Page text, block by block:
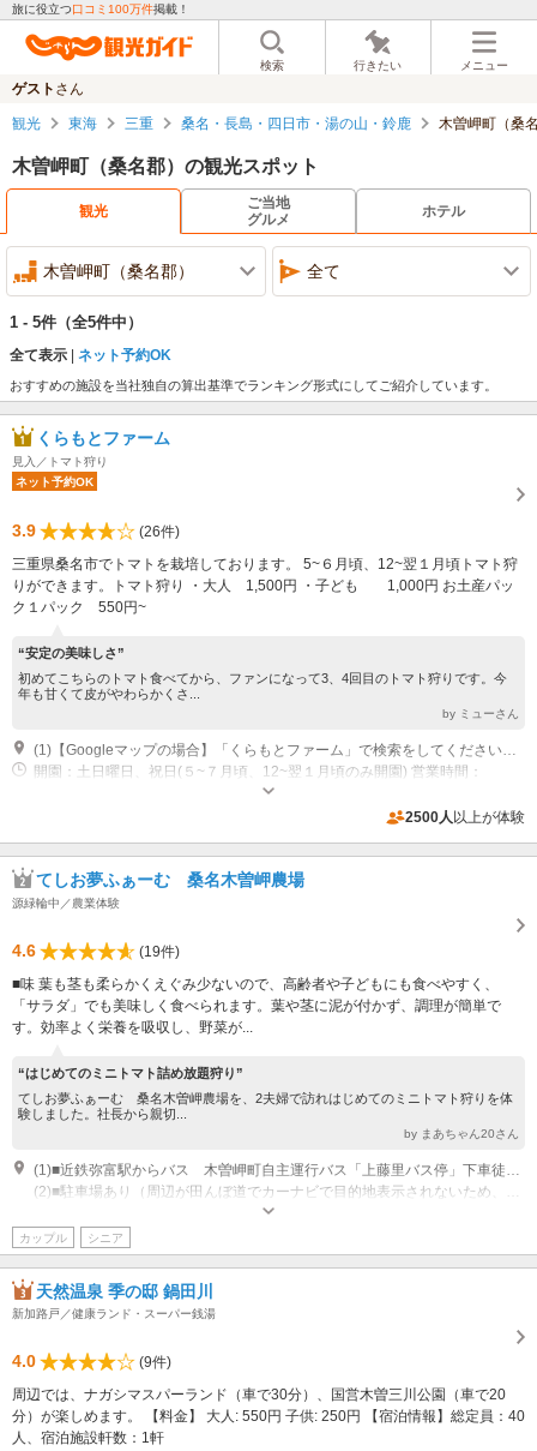
旅に役立つ口コミ100万件掲載！
検索 行きたい メニュー
ゲスト さん
観光 東海 三重 桑名・長島・四日市・湯の山・鈴鹿 木曽岬町（桑
木曽岬町（桑名郡）の観光スポット
観光
ご当地
グルメ
ホテル
木曽岬町（桑名郡） 全て
1 - 5件 （全5件中）
全て表示 ネット予約OK
おすすめの施設を当社独自の算出基準でランキング形式にしてご紹介しています。
くらもとファーム
見入／トマト狩り
ネット予約OK
3.9
(26件)
三重県桑名市でトマトを栽培しております。 5~６月頃、12~翌１月頃トマト狩
りができます。トマト狩り ・大人 1,500円 ・子ども 1,000円 お土産パッ
ク１パック 550円~
“安定の美味しさ”
初めてこちらのトマト食べてから、ファンになって3、4回目のトマト狩りです。今
年も甘くて皮がやわらかくさ...
by ミューさん
開園：土日曜日、祝日(５~７月頃、12~翌１月頃のみ開園) 営業時間：
専用駐車場あり（無料）4台 ハウスに寄せ、詰めて駐車してください
2500人 以上が体験
てしお夢ふぁーむ 桑名木曽岬農場
源緑輪中／農業体験
4.6
(19件)
■味 葉も茎も柔らかくえぐみ少ないので、高齢者や子どもにも食べやすく、
「サラダ」でも美味しく食べられます。葉や茎に泥が付かず、調理が簡単で
す。効率よく栄養を吸収し、野菜が...
“はじめてのミニトマト詰め放題狩り”
てしお夢ふぁーむ 桑名木曽岬農場を、2夫婦で訪れはじめてのミニトマト狩りを体
験しました。社長から親切...
by まあちゃん20さん
営業時間：平日9：00～16：15 （土日の体験は1週間前迄に電話またたはメ
ールにて応相談）
専用駐車場あり（無料）5台
カップル シニア
天然温泉 季の邸 鍋田川
新加路戸／健康ランド・スーパー銭湯
4.0
(9件)
周辺では、ナガシマスパーランド（車で30分）、国営木曽三川公園（車で20
分）が楽しめます。 【料金】 大人: 550円 子供: 250円 【宿泊情報】総定員：40
人、宿泊施設軒数：1軒